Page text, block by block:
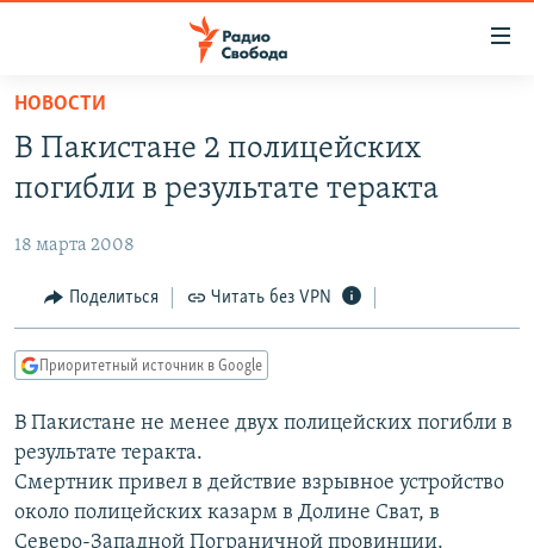
упрощенного
доступа
Вернуться
основному
Вернутся
главной
навигации
Вернутся
поиску
ПОДКАСТЫ
АВТОРСКИЕ ПРОЕКТЫ
ЦИТАТЫ СВОБОДЫ
МНЕНИЯ
IDEL.РЕАЛИИ
КАВКАЗ.РЕАЛИИ
СЕВЕР.РЕАЛИИ
СИБИРЬ.РЕАЛИИ
НОВОСТИ
В Пакистане 2 полицейских
погибли в результате теракта
18 марта 2008
Поделиться Читать без VPN
Приоритетный источник в Google
В Пакистане не менее двух полицейских погибли в
результате теракта.
Смертник привел в действие взрывное устройство
около полицейских казарм в Долине Сват, в
Северо-Западной Пограничной провинции.